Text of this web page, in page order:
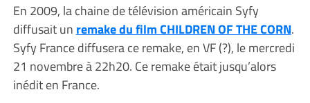
En 2009, la chaine de télévision américain Syfy
diffusait un remake du film CHILDREN OF THE CORN.
Syfy France diffusera ce remake, en VF (?), le mercredi
21 novembre à 22h20. Ce remake était jusqu’alors
inédit en France.